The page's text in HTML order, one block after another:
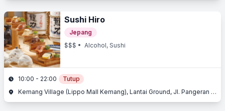
Sushi Hiro
Jepang
$$$ • Alcohol, Sushi
10:00 - 22:00
Tutup
Kemang Village (Lippo Mall Kemang), Lantai Ground, Jl. Pangeran Antasari, Kemang, Jakarta Selatan, Jakarta